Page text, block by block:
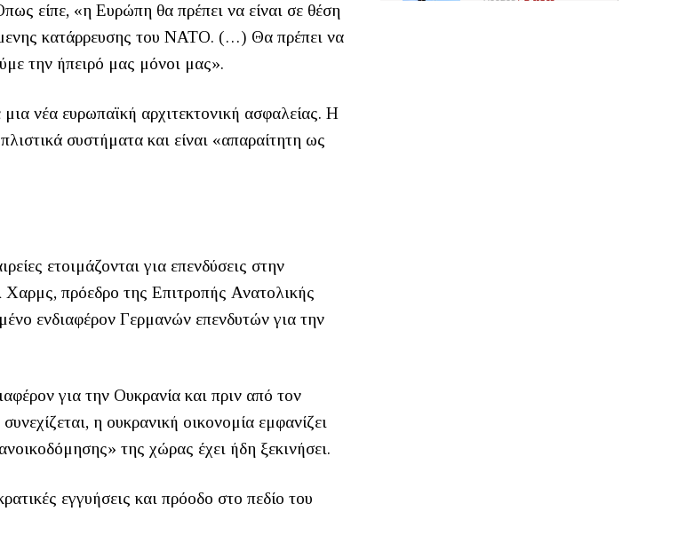
είπε, «η Ευρώπη θα πρέπει να είναι σε θέση
κατάρρευσης του ΝΑΤΟ. (…) Θα πρέπει να
την ήπειρό μας μόνοι μας».
νέα ευρωπαϊκή αρχιτεκτονική ασφαλείας. Η
συστήματα και είναι «απαραίτητη ως
ετοιμάζονται για επενδύσεις στην
πρόεδρο της Επιτροπής Ανατολικής
ενδιαφέρον Γερμανών επενδυτών για την
για την Ουκρανία και πριν από τον
η ουκρανική οικονομία εμφανίζει
της χώρας έχει ήδη ξεκινήσει.
εγγυήσεις και πρόοδο στο πεδίο του